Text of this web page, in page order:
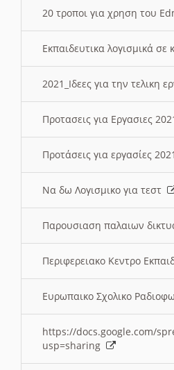
20 τροποι για χρηση του
Εκπαιδευτικα λογισμικά σε
2021_Ιδεες για την τελικη
Προτασεις για Εργασιες
Προτάσεις για εργασίες
Να δω Λογισμικο για τεστ
Παρουσιαση παλαιων
Περιφερειακο Κεντρο
Ευρωπαικο Σχολικο
https://docs.google.com/
usp=sharing